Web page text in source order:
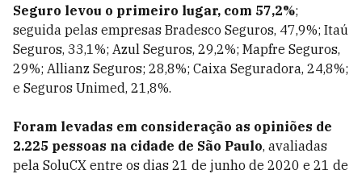
Seguro levou o primeiro lugar, com 57,2%;
seguida pelas empresas Bradesco Seguros, 47,9%; Itaú
Seguros, 33,1%; Azul Seguros, 29,2%; Mapfre Seguros,
29%; Allianz Seguros; 28,8%; Caixa Seguradora, 24,8%;
e Seguros Unimed, 21,8%.
Foram levadas em consideração as opiniões de
2.225 pessoas na cidade de São Paulo, avaliadas
pela SoluCX entre os dias 21 de junho de 2020 e 21 de